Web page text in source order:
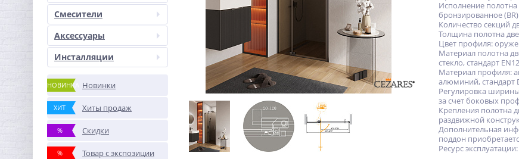
Смесители
Аксессуары
Инсталляции
НОВИНКА Новинки
ХИТ Хиты продаж
% Скидки
% Товар с экспозиции
Исполнение полотна
бронзированное (BR)
Количество секций
Толщина полотна
Цвет профиля:
Материал полотна
стекло, стандарт
Материал профиля:
алюминий, стандарт
Регулировка
за счет боковых
Крепления полотна
раздвижной
Дополнительная
поддон
Ресурс